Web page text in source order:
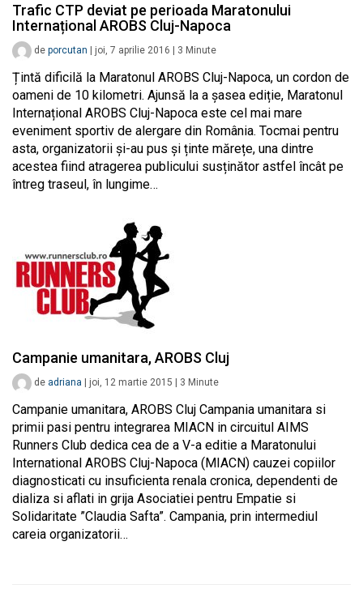
Trafic CTP deviat pe perioada Maratonului
Internațional AROBS Cluj-Napoca
de porcutan joi, 7 aprilie 2016 3 Minute
Țintă dificilă la Maratonul AROBS Cluj-Napoca, un cordon de
oameni de 10 kilometri. Ajunsă la a șasea ediție, Maratonul
Internațional AROBS Cluj-Napoca este cel mai mare
eveniment sportiv de alergare din România. Tocmai pentru
asta, organizatorii și-au pus și ținte mărețe, una dintre
acestea fiind atragerea publicului susținător astfel încât pe
întreg traseul, în lungime…
Campanie umanitara, AROBS Cluj
de adriana joi, 12 martie 2015 3 Minute
Campanie umanitara, AROBS Cluj Campania umanitara si
primii pasi pentru integrarea MIACN in circuitul AIMS
Runners Club dedica cea de a V-a editie a Maratonului
International AROBS Cluj-Napoca (MIACN) cauzei copiilor
diagnosticati cu insuficienta renala cronica, dependenti de
dializa si aflati in grija Asociatiei pentru Empatie si
Solidaritate ”Claudia Safta”. Campania, prin intermediul
careia organizatorii…